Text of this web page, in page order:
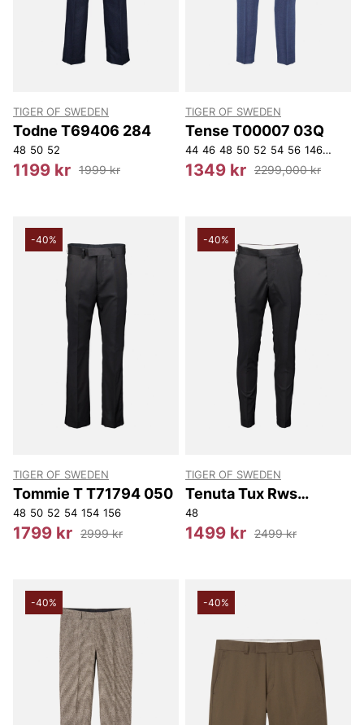
TIGER OF SWEDEN
Todne T69406 284
48 50 52
1199 kr 1999 kr
TIGER OF SWEDEN
Tense T00007 03Q
44 46 48 50 52 54 56 146 148
1349 kr 2299,000 kr
-40%
TIGER OF SWEDEN
Tommie T T71794 050
48 50 52 54 154 156
1799 kr 2999 kr
-40%
TIGER OF SWEDEN
Tenuta Tux Rws
T71794 050
48
1499 kr 2499 kr
-40% -40%